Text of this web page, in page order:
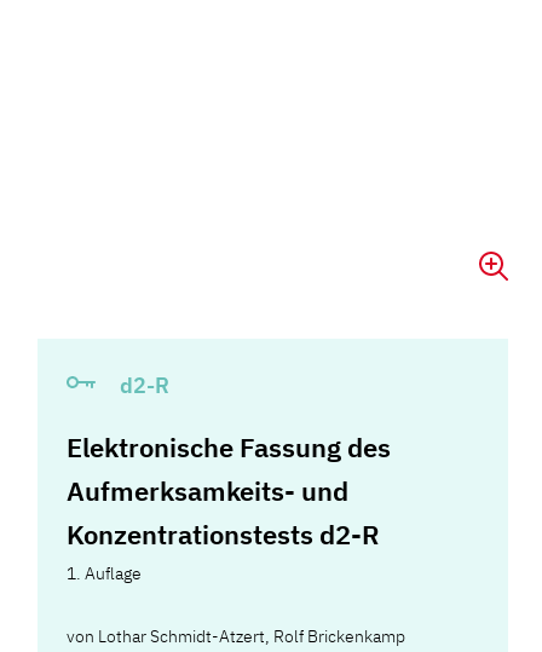
d2-R
Elektronische Fassung des
Aufmerksamkeits- und
Konzentrationstests d2-R
1. Auflage
von Lothar Schmidt-Atzert, Rolf Brickenkamp